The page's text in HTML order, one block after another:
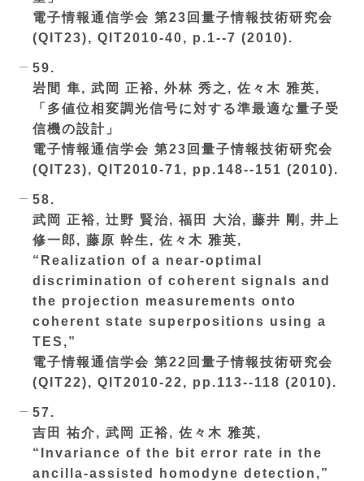
電子情報通信学会 第23回量子情報技術研究会
(QIT23), QIT2010-40, p.1--7 (2010).
59.
岩間 隼, 武岡 正裕, 外林 秀之, 佐々木 雅英,
「多値位相変調光信号に対する準最適な量子受
信機の設計」
電子情報通信学会 第23回量子情報技術研究会
(QIT23), QIT2010-71, pp.148--151 (2010).
58.
武岡 正裕, 辻野 賢治, 福田 大治, 藤井 剛, 井上
修一郎, 藤原 幹生, 佐々木 雅英,
“Realization of a near-optimal
discrimination of coherent signals and
the projection measurements onto
coherent state superpositions using a
TES,”
電子情報通信学会 第22回量子情報技術研究会
(QIT22), QIT2010-22, pp.113--118 (2010).
57.
吉田 祐介, 武岡 正裕, 佐々木 雅英,
“Invariance of the bit error rate in the
ancilla-assisted homodyne detection,”